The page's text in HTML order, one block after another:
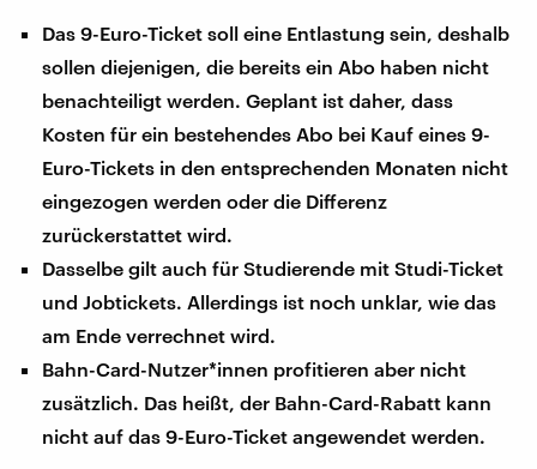
Das 9-Euro-Ticket soll eine Entlastung sein, deshalb
sollen diejenigen, die bereits ein Abo haben nicht
benachteiligt werden. Geplant ist daher, dass
Kosten für ein bestehendes Abo bei Kauf eines 9-
Euro-Tickets in den entsprechenden Monaten nicht
eingezogen werden oder die Differenz
zurückerstattet wird.
Dasselbe gilt auch für Studierende mit Studi-Ticket
und Jobtickets. Allerdings ist noch unklar, wie das
am Ende verrechnet wird.
Bahn-Card-Nutzer*innen profitieren aber nicht
zusätzlich. Das heißt, der Bahn-Card-Rabatt kann
nicht auf das 9-Euro-Ticket angewendet werden.